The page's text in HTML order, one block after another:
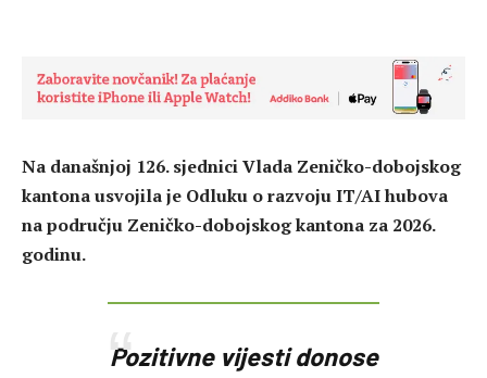
Na današnjoj 126. sjednici Vlada Zeničko-dobojskog
kantona usvojila je Odluku o razvoju IT/AI hubova
na području Zeničko-dobojskog kantona za 2026.
godinu.
Pozitivne vijesti donose